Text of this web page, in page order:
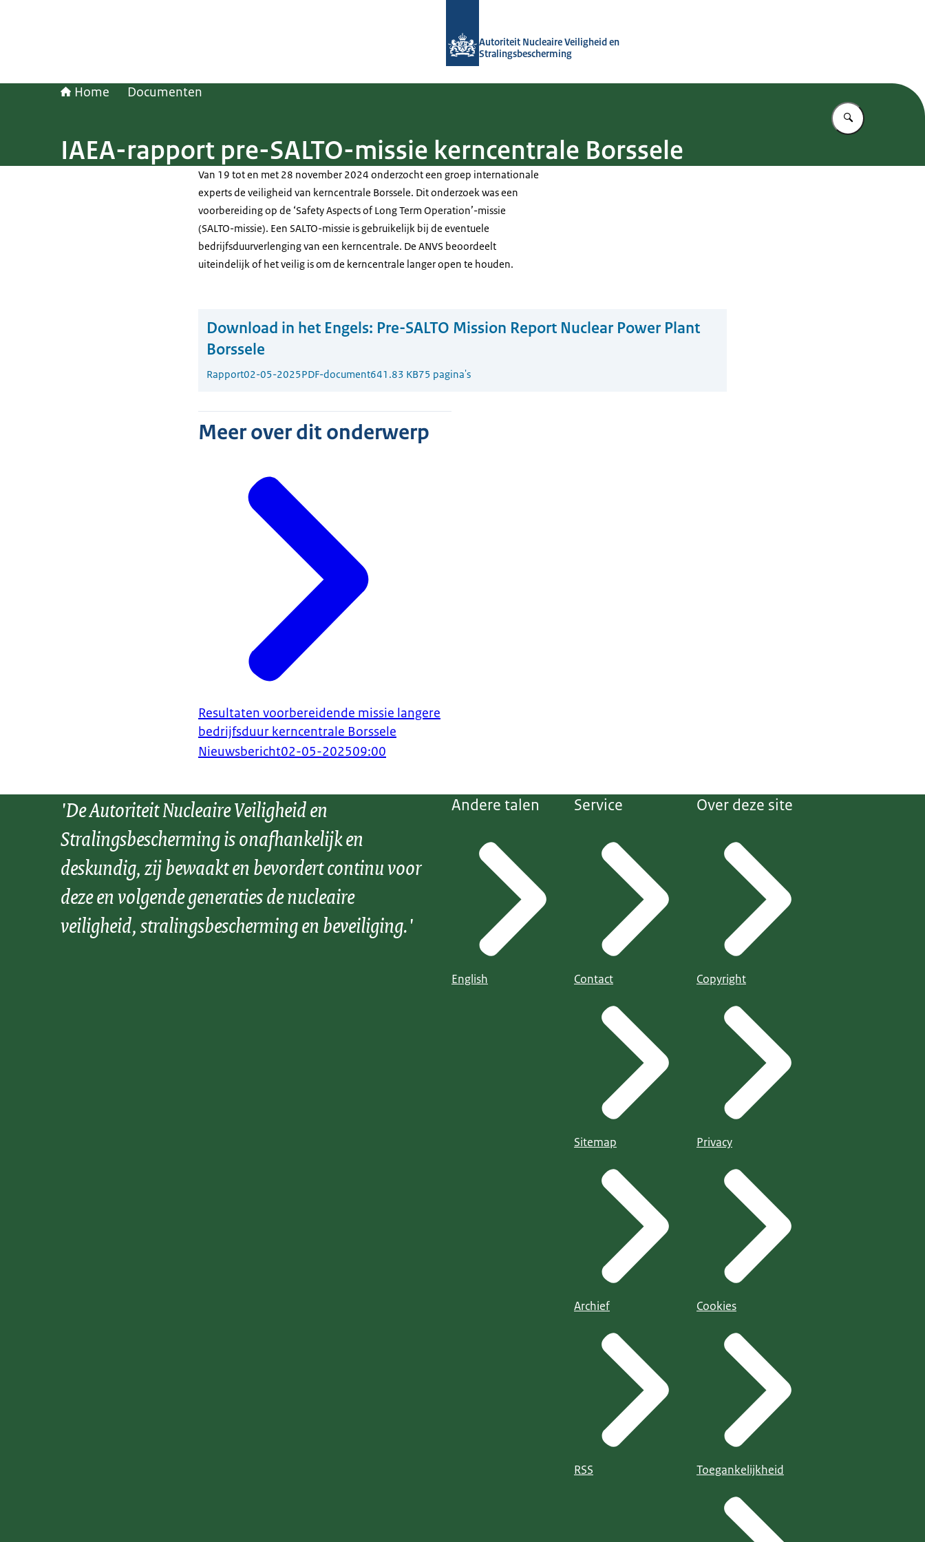
Autoriteit Nucleaire Veiligheid en
Stralingsbescherming
Home Documenten
Vul in wat u
IAEA-rapport pre-SALTO-missie kerncentrale Borssele
Van 19 tot en met 28 november 2024 onderzocht een groep internationale
experts de veiligheid van kerncentrale Borssele. Dit onderzoek was een
voorbereiding op de ‘Safety Aspects of Long Term Operation’-missie
(SALTO-missie). Een SALTO-missie is gebruikelijk bij de eventuele
bedrijfsduurverlenging van een kerncentrale. De ANVS beoordeelt
uiteindelijk of het veilig is om de kerncentrale langer open te houden.
Download in het Engels: Pre-SALTO Mission Report Nuclear Power Plant
Borssele
Rapport02-05-2025PDF-document641.83 KB75 pagina's
Meer over dit onderwerp
Resultaten voorbereidende missie langere
bedrijfsduur kerncentrale Borssele
Nieuwsbericht02-05-202509:00
'De Autoriteit Nucleaire Veiligheid en
Stralingsbescherming is onafhankelijk en
deskundig, zij bewaakt en bevordert continu voor
deze en volgende generaties de nucleaire
veiligheid, stralingsbescherming en beveiliging.'
Andere talen
English
Service
Contact
Sitemap
Archief
RSS
Over deze site
Copyright
Privacy
Cookies
Toegankelijkheid